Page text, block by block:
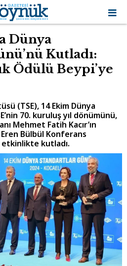
Dünya
Kutladı:
Ödülü Beypi’ye
(TSE), 14 Ekim Dünya
70. kuruluş yıl dönümünü,
Mehmet Fatih Kacır’ın
Eren Bülbül Konferans
etkinlikte kutladı.